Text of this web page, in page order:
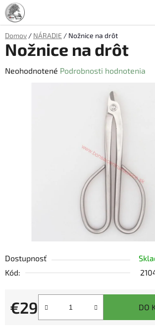
Prejsť
na
obsah
Domov / NÁRADIE / Nožnice na drôt
Dostupnosť
Kód:
€29
Jednotková cena:
DO
Nožnice na drôt
Priemerné
Neohodnotené Podrobnosti hodnotenia